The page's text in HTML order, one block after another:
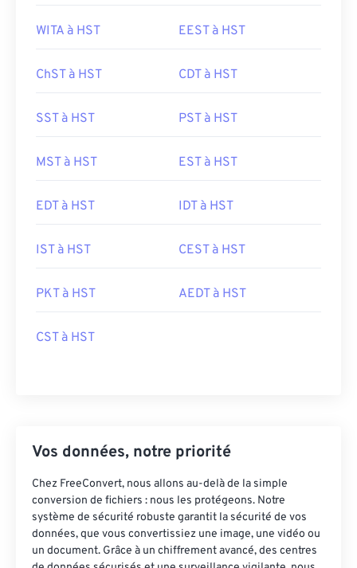
WITA à HST EEST à HST
ChST à HST CDT à HST
SST à HST PST à HST
MST à HST EST à HST
EDT à HST IDT à HST
IST à HST CEST à HST
PKT à HST AEDT à HST
CST à HST
Vos données, notre priorité
Chez FreeConvert, nous allons au-delà de la simple
conversion de fichiers : nous les protégeons. Notre
système de sécurité robuste garantit la sécurité de vos
données, que vous convertissiez une image, une vidéo ou
un document. Grâce à un chiffrement avancé, des centres